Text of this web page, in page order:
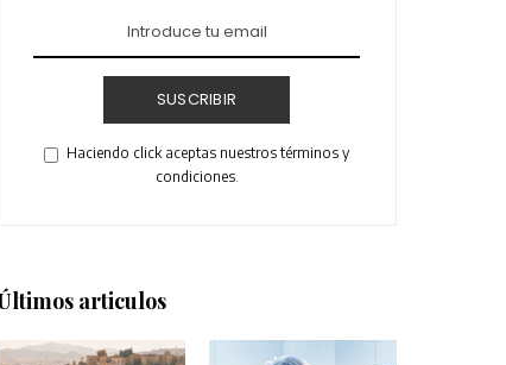
SUSCRIBIR
Haciendo click aceptas nuestros términos y
condiciones.
articulos